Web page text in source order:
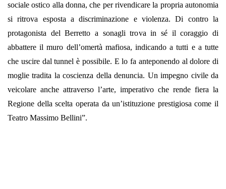
sociale ostico alla donna, che per rivendicare la propria autonomia
si ritrova esposta a discriminazione e violenza. Di contro la
protagonista del Berretto a sonagli trova in sé il coraggio di
abbattere il muro dell’omertà mafiosa, indicando a tutti e a tutte
che uscire dal tunnel è possibile. E lo fa anteponendo al dolore di
moglie tradita la coscienza della denuncia. Un impegno civile da
veicolare anche attraverso l’arte, imperativo che rende fiera la
Regione della scelta operata da un’istituzione prestigiosa come il
Teatro Massimo Bellini”.